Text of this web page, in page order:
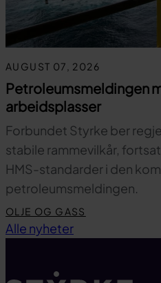
AUGUST 07, 2026
Petroleumsmeldingen
arbeidsplasser
Forbundet Styrke ber
stabile rammevilkår,
HMS-standarder i den
petroleumsmeldingen.
OLJE OG GASS
Alle nyheter